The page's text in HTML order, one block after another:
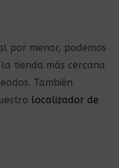
por menor, podemos
tienda más cercana
También
localizador de